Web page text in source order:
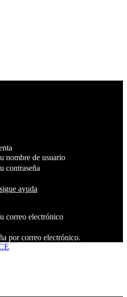
nombre de usuario
contraseña
ayuda
correo electrónico
por correo electrónico.